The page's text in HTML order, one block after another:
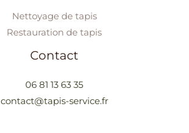
Nettoyage de tapis
Restauration de tapis
Contact
06 81 13 63 35
contact@tapis-service.fr